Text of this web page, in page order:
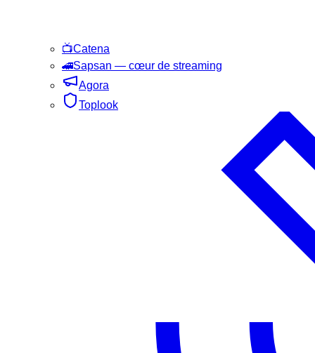
📺Catena
🚄Sapsan — cœur de streaming
Agora
Toplook